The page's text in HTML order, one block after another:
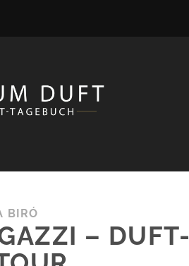
BIRÓ
– DUFT-